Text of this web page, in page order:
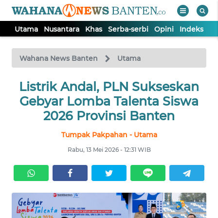
Utama Nusantara Khas Serba-serbi Opini Indeks
Wahana News Banten Utama
Listrik Andal, PLN Sukseskan
Gebyar Lomba Talenta Siswa
2026 Provinsi Banten
Tumpak Pakpahan - Utama
Rabu, 13 Mei 2026 - 12:31 WIB
TV
Tutup
UTAMA
NUSANTARA
SERBA-
SERBI
OPINI